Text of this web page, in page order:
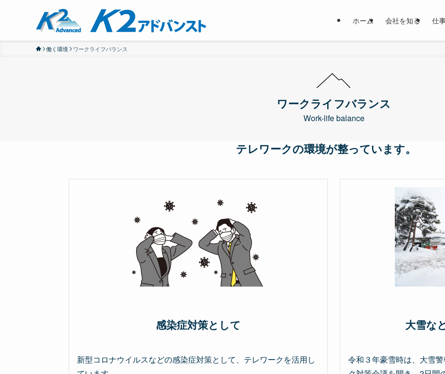
ホーム 会社を知る 仕
働く環境 ワークライフバランス
ワークライフバランス
Work-life balance
テレワークの環境が整っています。
感染症対策として
新型コロナウイルスなどの感染症対策として、テレワークを活用し
大雪な
令和３年豪雪時は、大雪